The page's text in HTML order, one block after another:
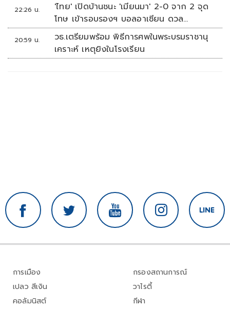
22:26 น.
'ไทย' เปิดบ้านชนะ 'เมียนมา' 2-0 จาก 2 จุด
โทษ เข้ารอบรองฯ บอลอาเซียน ดวล
'สิงคโปร์'
20:59 น.
วธ.เตรียมพร้อม พิธีการศพในพระบรมราชานุ
เคราะห์ เหตุยิงในโรงเรียน
การเมือง
เปลว สีเงิน
คอลัมนิสต์
กรองสถานการณ์
วาไรตี้
กีฬา